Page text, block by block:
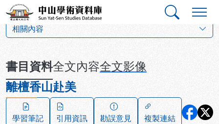
跳到主要內容
中山學術資料庫
相關內容
書目資料全文內容全文影像
離檀香山赴美
學習筆記 引用資訊 勘誤意見
複製連結